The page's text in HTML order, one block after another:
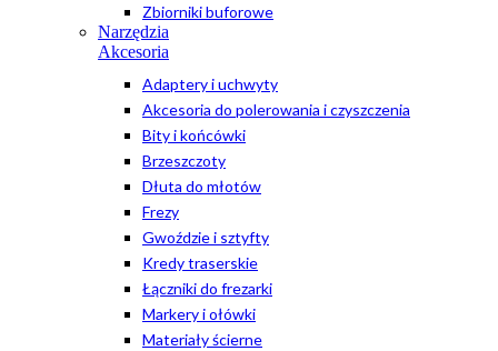
Zbiorniki buforowe
Narzędzia
Akcesoria
Adaptery i uchwyty
Akcesoria do polerowania i czyszczenia
Bity i końcówki
Brzeszczoty
Dłuta do młotów
Frezy
Gwoździe i sztyfty
Kredy traserskie
Łączniki do frezarki
Markery i ołówki
Materiały ścierne